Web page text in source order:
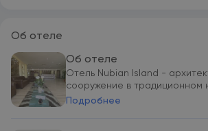
Об отеле
Об отеле
Отель Nubian Island -
сооружение в традиционном
Подробнее